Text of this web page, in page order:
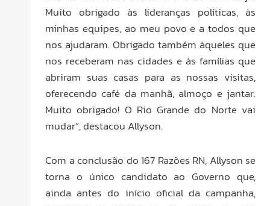
Muito obrigado às lideranças políticas, às
minhas equipes, ao meu povo e a todos que
nos ajudaram. Obrigado também àqueles que
nos receberam nas cidades e às famílias que
abriram suas casas para as nossas visitas,
oferecendo café da manhã, almoço e jantar.
Muito obrigado! O Rio Grande do Norte vai
mudar”, destacou Allyson.
Com a conclusão do 167 Razões RN, Allyson se
torna o único candidato ao Governo que,
ainda antes do início oficial da campanha,